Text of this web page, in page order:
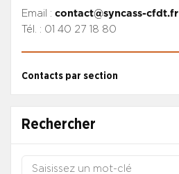
Email : contact@syncass-cfdt.fr
Tél. : 01 40 27 18 80
Contacts par section
Rechercher